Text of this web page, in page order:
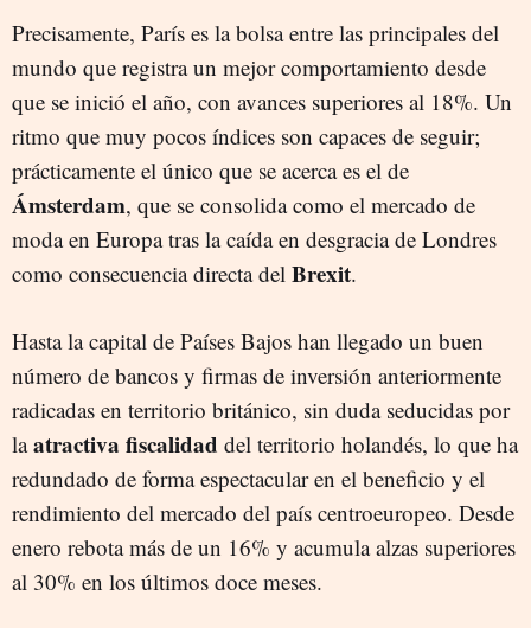
Precisamente, París es la bolsa entre las principales del
mundo que registra un mejor comportamiento desde
que se inició el año, con avances superiores al 18%. Un
ritmo que muy pocos índices son capaces de seguir;
prácticamente el único que se acerca es el de
Ámsterdam, que se consolida como el mercado de
moda en Europa tras la caída en desgracia de Londres
como consecuencia directa del Brexit.
Hasta la capital de Países Bajos han llegado un buen
número de bancos y firmas de inversión anteriormente
radicadas en territorio británico, sin duda seducidas por
laatractiva fiscalidad del territorio holandés, lo que ha
redundado de forma espectacular en el beneficio y el
rendimiento del mercado del país centroeuropeo. Desde
enero rebota más de un 16% y acumula alzas superiores
al 30% en los últimos doce meses.